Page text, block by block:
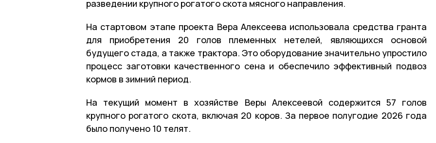
разведении крупного рогатого скота мясного направления.
На стартовом этапе проекта Вера Алексеева использовала средства гранта
для приобретения 20 голов племенных нетелей, являющихся основой
будущего стада, а также трактора. Это оборудование значительно упростило
процесс заготовки качественного сена и обеспечило эффективный подвоз
кормов в зимний период.
На текущий момент в хозяйстве Веры Алексеевой содержится 57 голов
крупного рогатого скота, включая 20 коров. За первое полугодие 2026 года
было получено 10 телят.